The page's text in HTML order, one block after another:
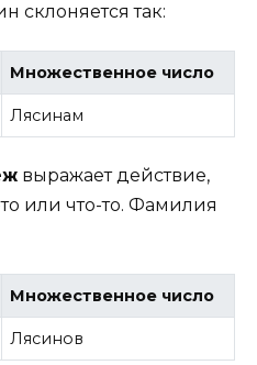
склоняется так:
Множественное число
Лясинам
выражает действие,
или что-то. Фамилия
Множественное число
Лясинов